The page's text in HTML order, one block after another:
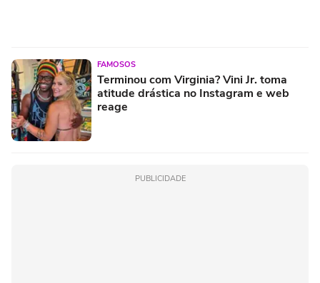
FAMOSOS
Terminou com Virginia? Vini Jr. toma
atitude drástica no Instagram e web
reage
PUBLICIDADE